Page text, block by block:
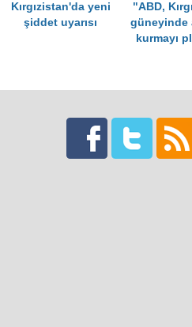
Kırgızistan'da yeni
şiddet uyarısı
"ABD,
güneyinde
kurmayı